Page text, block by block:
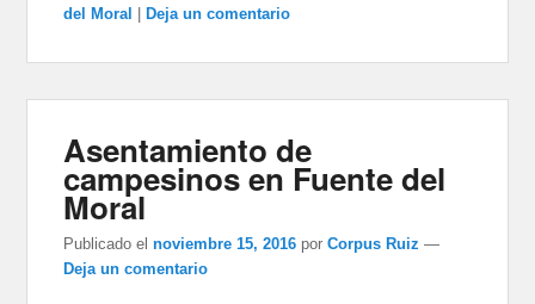
del Moral
Deja un comentario
Asentamiento de
campesinos en Fuente del
Moral
Publicado el noviembre 15, 2016 porCorpus Ruiz —
Deja un comentario